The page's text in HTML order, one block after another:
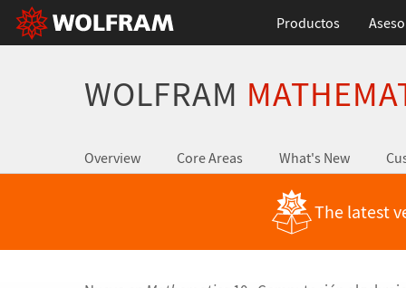
Productos
WOLFRAM
Overview Core Areas What's New
The latest